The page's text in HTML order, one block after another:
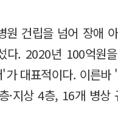
원 건립을 넘어 장애
다. 2020년 100억원
가 대표적이다. 이른
·지상 4층, 16개 병상